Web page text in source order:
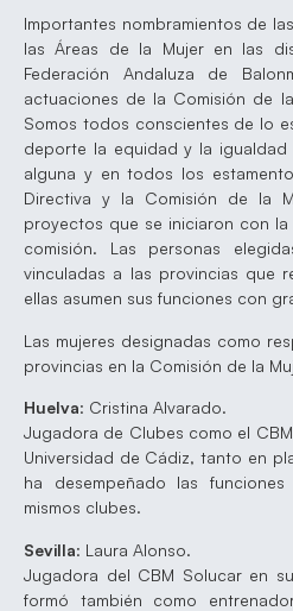
Importantes nombramientos de
las Áreas de la Mujer en las
Federación Andaluza de
actuaciones de la Comisión de
Somos todos conscientes de lo
deporte la equidad y la igualdad
alguna y en todos los
Directiva y la Comisión de la
proyectos que se iniciaron con
comisión. Las personas
vinculadas a las provincias que
ellas asumen sus funciones con
Las mujeres designadas como
provincias en la Comisión de la
Huelva: Cristina Alvarado.
Jugadora de Clubes como el
Universidad de Cádiz, tanto en
ha desempeñado las
mismos clubes.
Sevilla: Laura Alonso.
Jugadora del CBM Solucar en
formó también como